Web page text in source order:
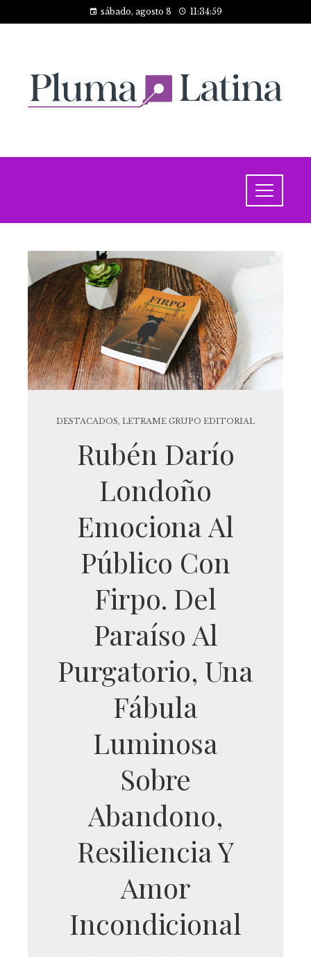
sábado, agosto 8 11:34:59
DESTACADOS, LETRAME GRUPO EDITORIAL
Rubén Darío
Londoño
Emociona Al
Público Con
Firpo. Del
Paraíso Al
Purgatorio, Una
Fábula
Luminosa
Sobre
Abandono,
Resiliencia Y
Amor
Incondicional